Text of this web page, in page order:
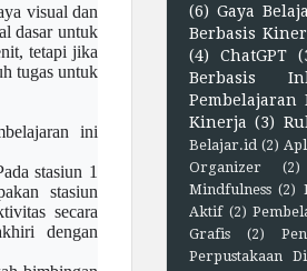
visual dan
dasar untuk
tetapi jika
tugas untuk
ini
stasiun 1
stasiun
secara
dengan
(6) Gaya
Berbasis
(4)
ChatGPT
Berbasis
Pembelajaran
Kinerja (3)
Belajar.id (2)
Organizer
(2)
Mindfulness (2)
Aktif (2)
Grafis
(2)
Perpustakaan